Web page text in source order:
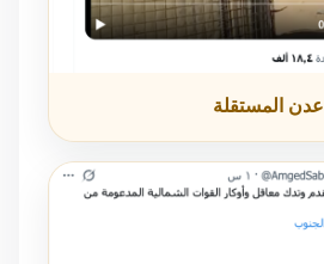
عدن المستقلة